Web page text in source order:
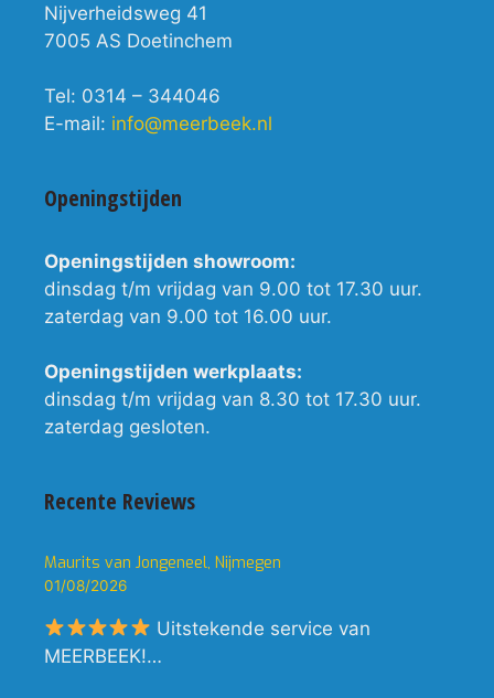
Nijverheidsweg 41
7005 AS Doetinchem
Tel: 0314 – 344046
E-mail: info@meerbeek.nl
Openingstijden
Openingstijden showroom:
dinsdag t/m vrijdag van 9.00 tot 17.30 uur.
zaterdag van 9.00 tot 16.00 uur.
Openingstijden werkplaats:
dinsdag t/m vrijdag van 8.30 tot 17.30 uur.
zaterdag gesloten.
Recente Reviews
Maurits van Jongeneel, Nijmegen
01/08/2026
Uitstekende service van
MEERBEEK!…